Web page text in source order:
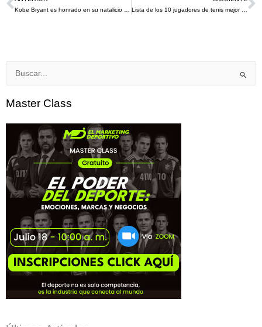
Ant Kobe Bryant es honrado en su natalicio por los Lakers y UCLA Health donde obsequian souvenirs a los recién nacidos Lista de los 10 jugadores de tenis mejor pagados en el 2021 según la Revista Forbes
Buscar
Master Class